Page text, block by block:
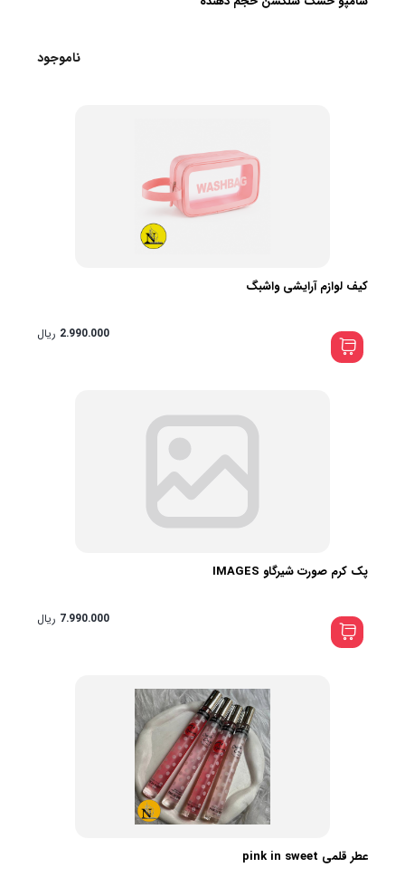
ناموجود
کیف لوازم آرایشی واشبگ
2.990.000 ریال
پک کرم صورت شیرگاو IMAGES
7.990.000 ریال
عطر قلمی pink in sweet